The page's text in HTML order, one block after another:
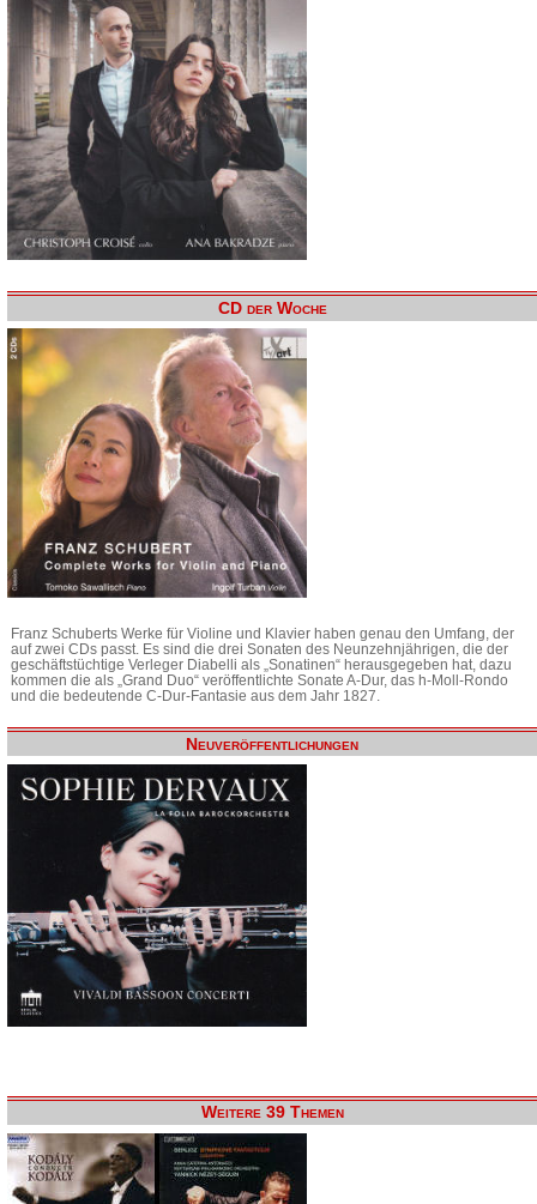
CD der Woche
Franz Schuberts Werke für Violine und Klavier haben genau den Umfang, der
auf zwei CDs passt. Es sind die drei Sonaten des Neunzehnjährigen, die der
geschäftstüchtige Verleger Diabelli als „Sonatinen“ herausgegeben hat, dazu
kommen die als „Grand Duo“ veröffentlichte Sonate A-Dur, das h-Moll-Rondo
und die bedeutende C-Dur-Fantasie aus dem Jahr 1827.
Neuveröffentlichungen
Weitere 39 Themen